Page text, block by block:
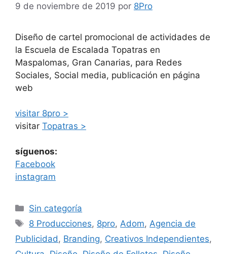
9 de noviembre de 2019 por 8Pro
Diseño de cartel promocional de actividades de
la Escuela de Escalada Topatras en
Maspalomas, Gran Canarias, para Redes
Sociales, Social media, publicación en página
web
visitar 8pro >
visitar Topatras >
síguenos:
Facebook
instagram
Sin categoría
8 Producciones, 8pro, Adom, Agencia de
Publicidad , Branding, Creativos Independientes,